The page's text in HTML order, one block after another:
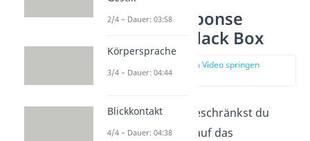
Stimulus Response
Modell und Black Box
zur Stelle im Video springen
(00:35)
Im Behaviorismus beschränkst du
deine Forschungen auf das
2/4 – Dauer: 03:58
Körpersprache
3/4 – Dauer: 04:44
Blickkontakt
4/4 – Dauer: 04:38